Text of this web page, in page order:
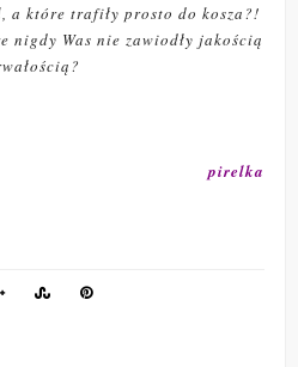
a które trafiły prosto do kosza?!
Was nie zawiodły jakością
pirelka